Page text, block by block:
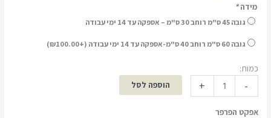
מידה*
גובה 45 ס"מ רוחב 30 ס"מ – אספקה עד 14 ימי עבודה
גובה 60 ס"מ רוחב 40 ס"מ-אספקה עד 14 ימי עבודה (+ ₪100.00
)
כמות:
-
+ הוספה לסל
אפקט הפרפר